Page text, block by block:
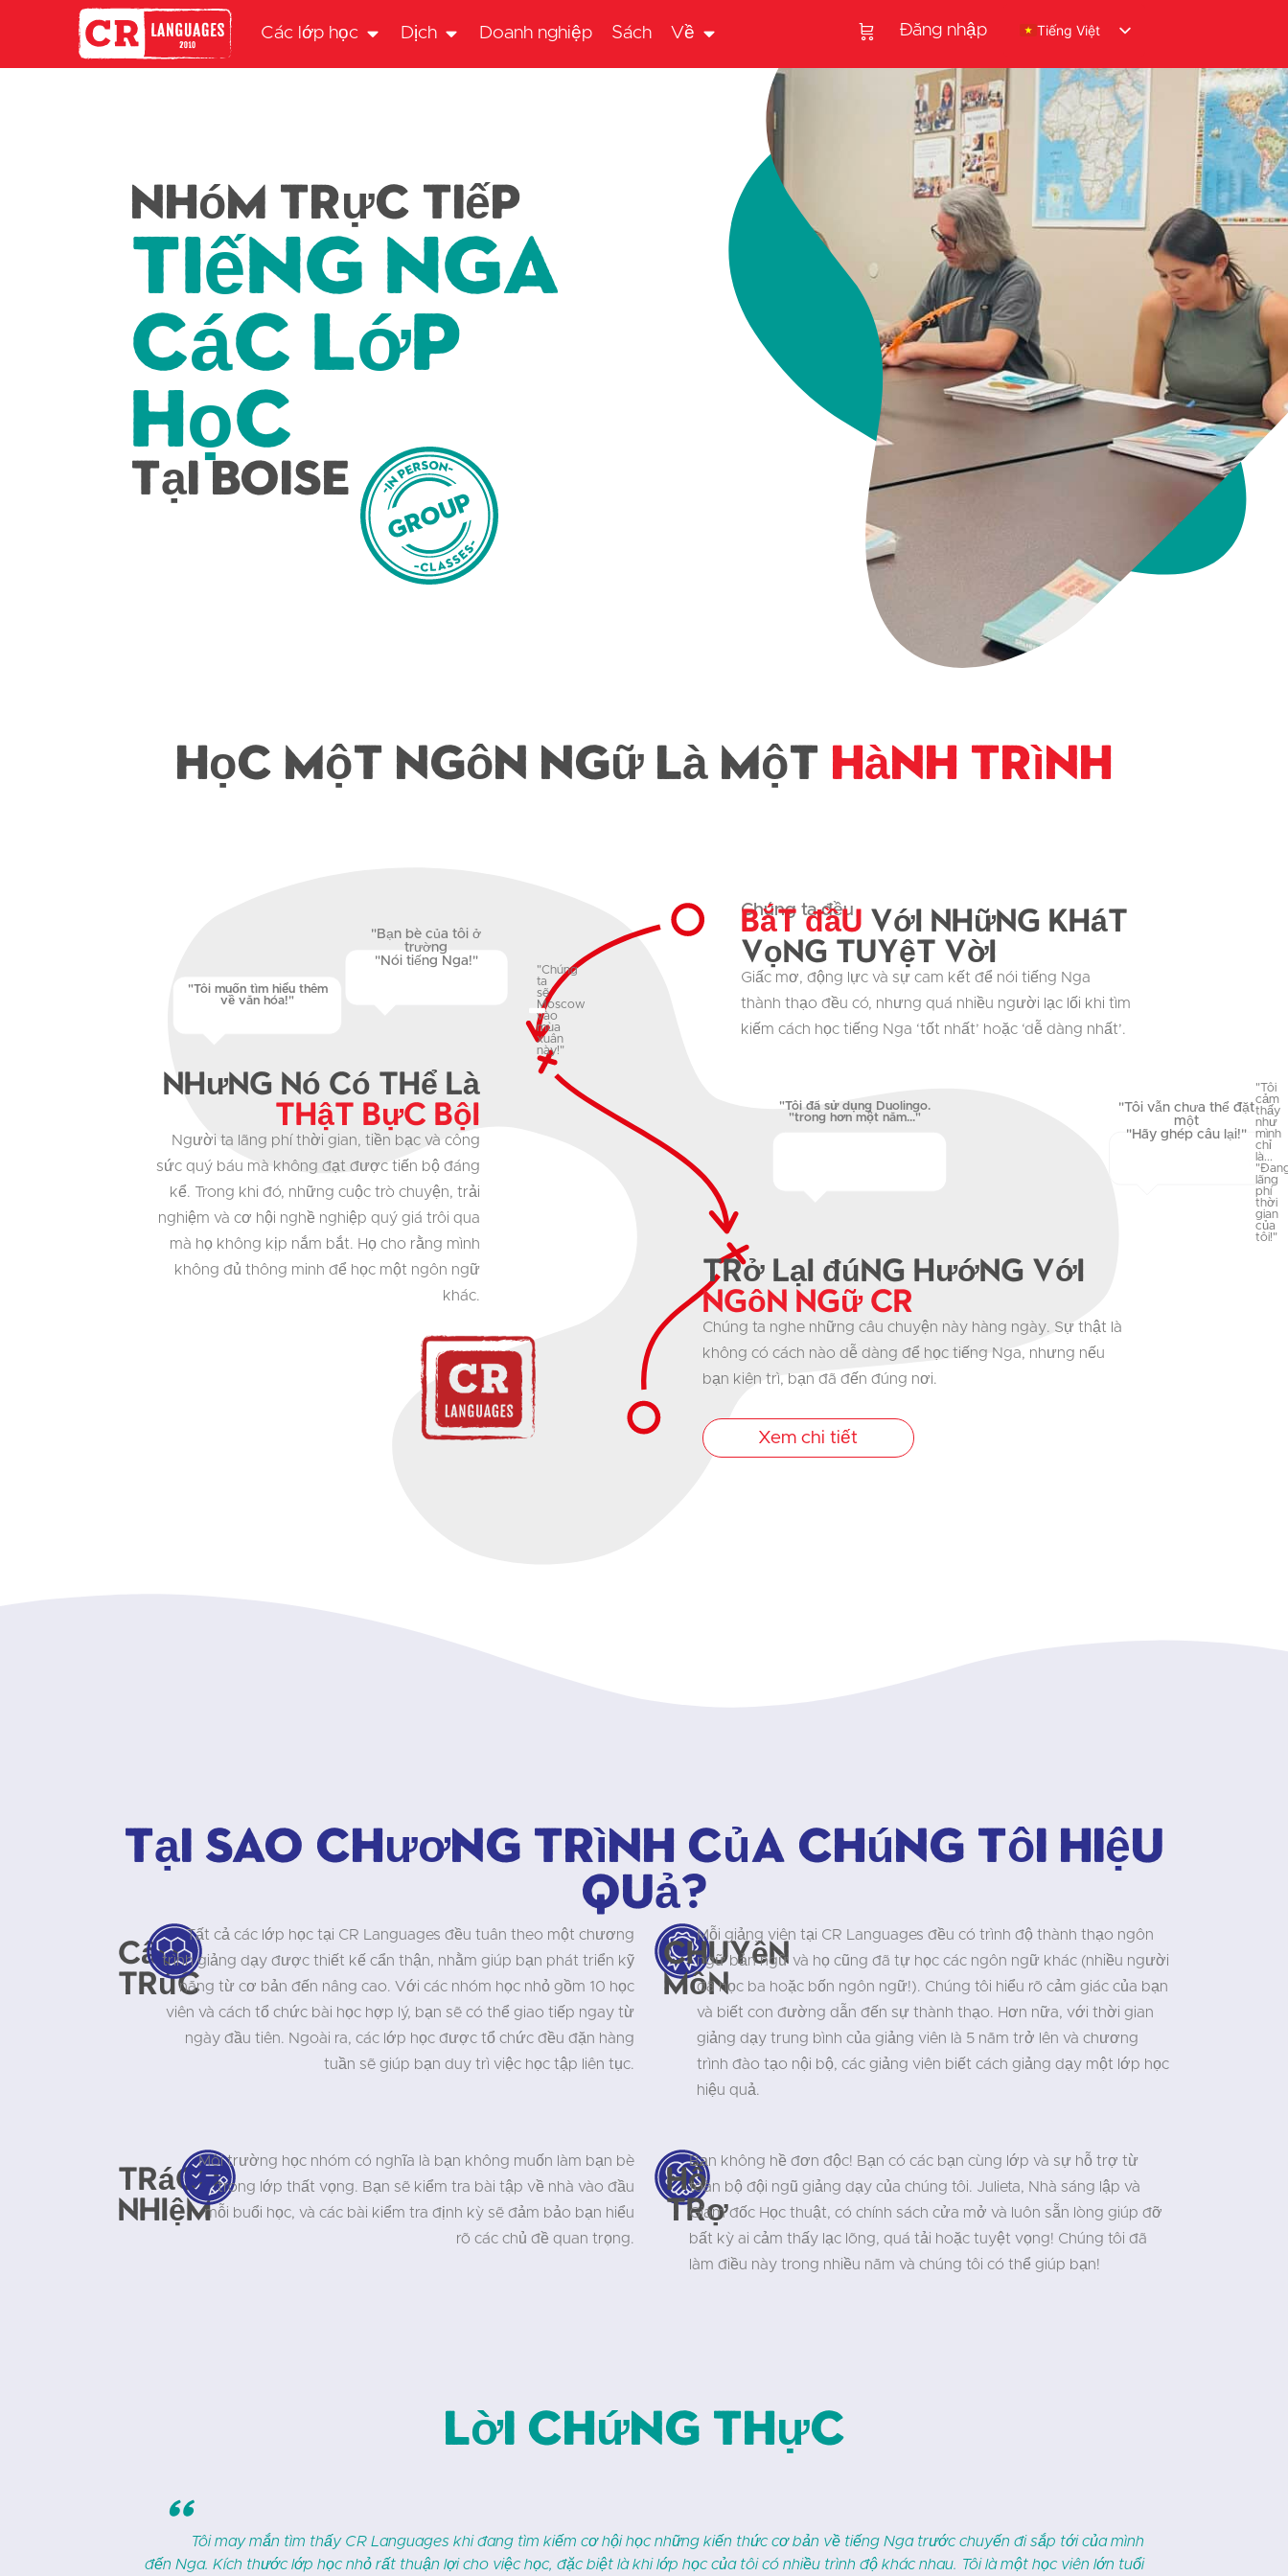
Các lớp học Dịch Doanh nghiệp Sách Về Đăng nhập Tiếng Việt
Nhóm trực tiếp
Tiếng Nga
Các lớp
học
Tại Boise
Học một ngôn ngữ là một Hành trình
"Tôi muốn tìm hiểu thêm
về văn hóa!"
"Bạn bè của tôi ở
trường
"Nói tiếng Nga!"
"Chúng
ta
sẽ
Moscow
vào
mùa
xuân
này!"
Nhưng nó có thể là
Thật bực bội
Người ta lãng phí thời gian, tiền bạc và công
sức quý báu mà không đạt được tiến bộ đáng
kể. Trong khi đó, những cuộc trò chuyện, trải
nghiệm và cơ hội nghề nghiệp quý giá trôi qua
mà họ không kịp nắm bắt. Họ cho rằng mình
không đủ thông minh để học một ngôn ngữ
khác.
Chúng ta đều
Bắt đầu Với những khát
vọng tuyệt vời
Giấc mơ, động lực và sự cam kết để nói tiếng Nga
thành thạo đều có, nhưng quá nhiều người lạc lối khi tìm
kiếm cách học tiếng Nga ‘tốt nhất’ hoặc ‘dễ dàng nhất’.
"Tôi đã sử dụng Duolingo.
"trong hơn một năm..."
"Tôi vẫn chưa thể đặt
một
"Hãy ghép câu lại!"
"Tôi
cảm
thấy
như
mình
chỉ
là...
lãng
phí
thời
gian
của
tôi!"
Trở lại đúng hướng với
Ngôn ngữ CR
Chúng ta nghe những câu chuyện này hàng ngày. Sự thật là
không có cách nào dễ dàng để học tiếng Nga, nhưng nếu
bạn kiên trì, bạn đã đến đúng nơi.
Xem chi tiết
Tại sao chương trình của chúng tôi hiệu
quả?
Cấu
trúc
Tất cả các lớp học tại CR Languages đều tuân theo một chương
trình giảng dạy được thiết kế cẩn thận, nhằm giúp bạn phát triển kỹ
năng từ cơ bản đến nâng cao. Với các nhóm học nhỏ gồm 10 học
viên và cách tổ chức bài học hợp lý, bạn sẽ có thể giao tiếp ngay từ
ngày đầu tiên. Ngoài ra, các lớp học được tổ chức đều đặn hàng
tuần sẽ giúp bạn duy trì việc học tập liên tục.
Chuyên
môn
Mỗi giảng viên tại CR Languages đều có trình độ thành thạo ngôn
ngữ bản ngữ và họ cũng đã tự học các ngôn ngữ khác (nhiều người
đã học ba hoặc bốn ngôn ngữ!). Chúng tôi hiểu rõ cảm giác của bạn
và biết con đường dẫn đến sự thành thạo. Hơn nữa, với thời gian
giảng dạy trung bình của giảng viên là 5 năm trở lên và chương
trình đào tạo nội bộ, các giảng viên biết cách giảng dạy một lớp học
hiệu quả.
Trách
nhiệm
Môi trường học nhóm có nghĩa là bạn không muốn làm bạn bè
trong lớp thất vọng. Bạn sẽ kiểm tra bài tập về nhà vào đầu
mỗi buổi học, và các bài kiểm tra định kỳ sẽ đảm bảo bạn hiểu
rõ các chủ đề quan trọng.
Hỗ
trợ
Bạn không hề đơn độc! Bạn có các bạn cùng lớp và sự hỗ trợ từ
toàn bộ đội ngũ giảng dạy của chúng tôi. Julieta, Nhà sáng lập và
Giám đốc Học thuật, có chính sách cửa mở và luôn sẵn lòng giúp đỡ
bất kỳ ai cảm thấy lạc lõng, quá tải hoặc tuyệt vọng! Chúng tôi đã
làm điều này trong nhiều năm và chúng tôi có thể giúp bạn!
Lời chứng thực
"CR Languages là một nguồn tài nguyên tuyệt vời cho những ai muốn học một ngôn ngữ mới. Con trai 17 tuổi của chúng tôi đã học tiếng
Nga tại đây được khoảng một năm và tiến bộ rất nhanh. Tiếng Nga, tất nhiên, là một ngôn ngữ khó học, nhưng đội ngũ tại CR Languages đã